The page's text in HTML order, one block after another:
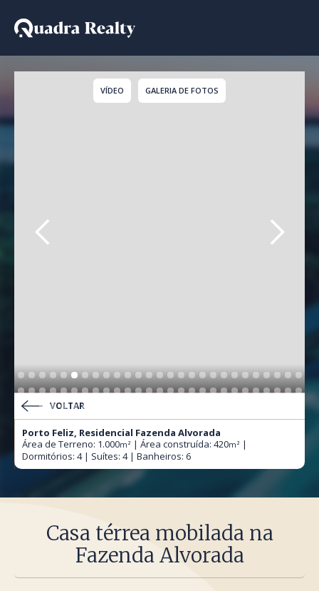
Casa De Condomínio a
VÍDEO GALERIA DE FOTOS
VOLTAR
Porto Feliz, Residencial Fazenda Alvorada
Área de Terreno: 1.000m² | Área construída: 420m² |
Dormitórios: 4 | Suítes: 4 | Banheiros: 6
Casa térrea mobilada na
Fazenda Alvorada